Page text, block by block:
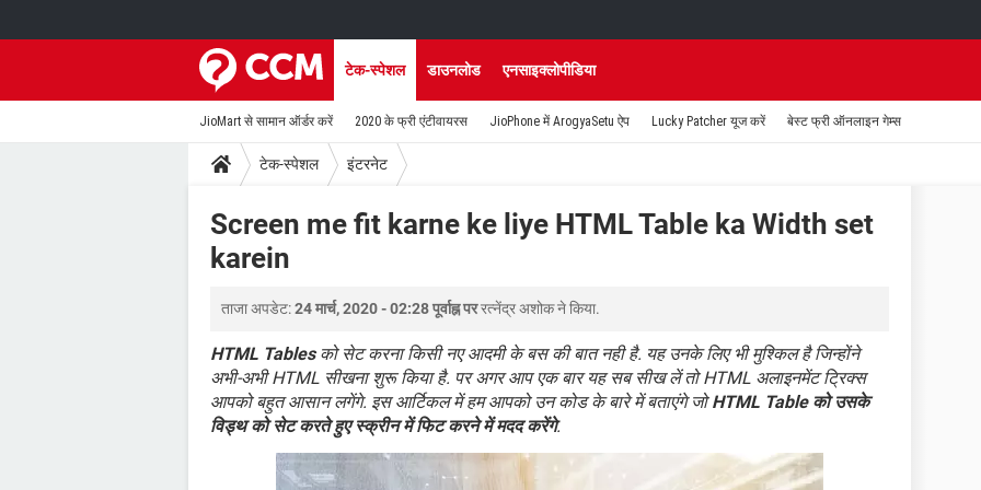
टेक-स्पेशल डाउनलोड एनसाइक्लोपीडिया
JioMart से सामान ऑर्डर करें 2020 के फ्री एंटीवायरस JioPhone में ArogyaSetu ऐप Lucky Patcher यूज करें बेस्ट फ्री ऑनलाइन गेम्स
टेक-स्पेशल इंटरनेट
Screen me fit karne ke liye HTML Table ka Width set
karein
ताजा अपडेट:24 मार्च, 2020 - 02:28 पूर्वाह्न पररत्नेंद्र अशोकने किया.
HTML Tablesको सेट करना किसी नए आदमी के बस की बात नही है. यह उनके लिए भी मुश्किल है जिन्होंने
अभी-अभी HTML सीखना शुरू किया है. पर अगर आप एक बार यह सब सीख लें तो HTML अलाइनमेंट ट्रिक्स
आपको बहुत आसान लगेंगे. इस आर्टिकल में हम आपको उन कोड के बारे में बताएंगे जोHTML Table को उसके
विड्थ को सेट करते हुए स्क्रीन में फिट करने में मदद करेंगे.